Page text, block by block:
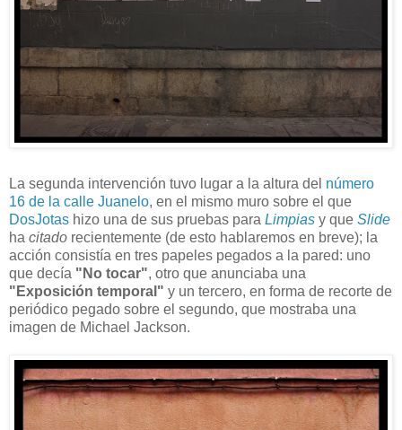
La segunda intervención tuvo lugar a la altura del número
16 de la calle Juanelo, en el mismo muro sobre el que
DosJotas hizo una de sus pruebas para Limpias y que Slide
ha citado recientemente (de esto hablaremos en breve); la
acción consistía en tres papeles pegados a la pared: uno
que decía "No tocar", otro que anunciaba una
"Exposición temporal" y un tercero, en forma de recorte de
periódico pegado sobre el segundo, que mostraba una
imagen de Michael Jackson.